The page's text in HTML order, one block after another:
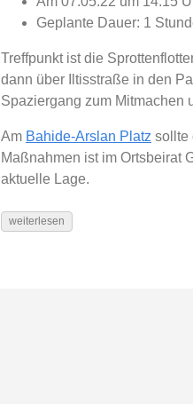
Geplante Dauer: 1
Treffpunkt ist die
dann über Iltisstraße in den
Spaziergang zum Mitmachen
Am Bahide-Arslan Platz sollte
Maßnahmen ist im Ortsbeirat
aktuelle Lage.
weiterlesen